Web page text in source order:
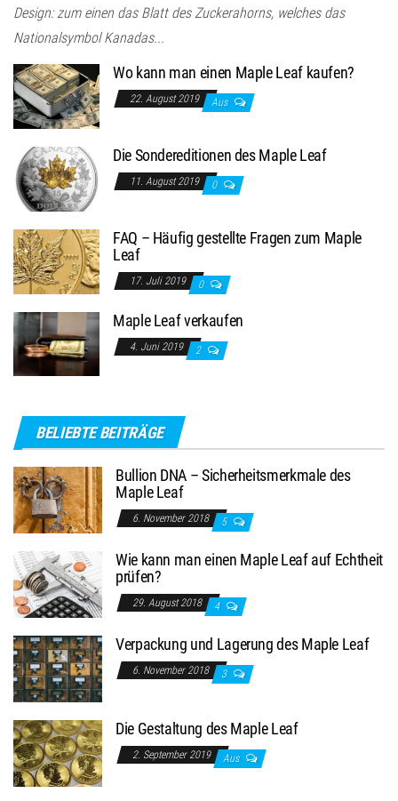
Design: zum einen das Blatt des Zuckerahorns, welches das
Nationalsymbol Kanadas...
Wo kann man einen Maple Leaf kaufen?
22. August 2019 Aus
Die Sondereditionen des Maple Leaf
11. August 2019 0
FAQ – Häufig gestellte Fragen zum Maple
Leaf
17. Juli 2019 0
Maple Leaf verkaufen
4. Juni 2019 2
BELIEBTE BEITRÄGE
Bullion DNA – Sicherheitsmerkmale des
Maple Leaf
6. November 2018 5
Wie kann man einen Maple Leaf auf Echtheit
prüfen?
29. August 2018 4
Verpackung und Lagerung des Maple Leaf
6. November 2018 3
Die Gestaltung des Maple Leaf
2. September 2019 Aus